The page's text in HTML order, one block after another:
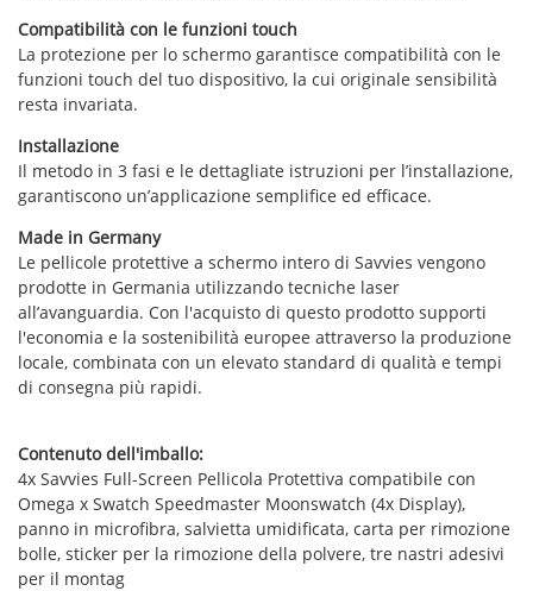
Compatibilità con le funzioni touch
La protezione per lo schermo garantisce compatibilità con le
funzioni touch del tuo dispositivo, la cui originale sensibilità
resta invariata.
Installazione
Il metodo in 3 fasi e le dettagliate istruzioni per l’installazione,
garantiscono un’applicazione semplifice ed efficace.
Made in Germany
Le pellicole protettive a schermo intero di Savvies vengono
prodotte in Germania utilizzando tecniche laser
all’avanguardia. Con l'acquisto di questo prodotto supporti
l'economia e la sostenibilità europee attraverso la produzione
locale, combinata con un elevato standard di qualità e tempi
di consegna più rapidi.
Contenuto dell'imballo:
4x Savvies Full-Screen Pellicola Protettiva compatibile con
Omega x Swatch Speedmaster Moonswatch (4x Display),
panno in microfibra, salvietta umidificata, carta per rimozione
bolle, sticker per la rimozione della polvere, tre nastri adesivi
per il montag